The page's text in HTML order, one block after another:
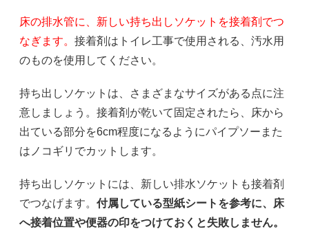
床の排水管に、新しい持ち出しソケットを接着剤でつ
なぎます。 接着剤はトイレ工事で使用される、汚水用
のものを使用してください。
持ち出しソケットは、さまざまなサイズがある点に注
意しましょう。接着剤が乾いて固定されたら、床から
出ている部分を6cm程度になるようにパイプソーまた
はノコギリでカットします。
持ち出しソケットには、新しい排水ソケットも接着剤
でつなげます。 付属している型紙シートを参考に、床
へ接着位置や便器の印をつけておくと失敗しません。